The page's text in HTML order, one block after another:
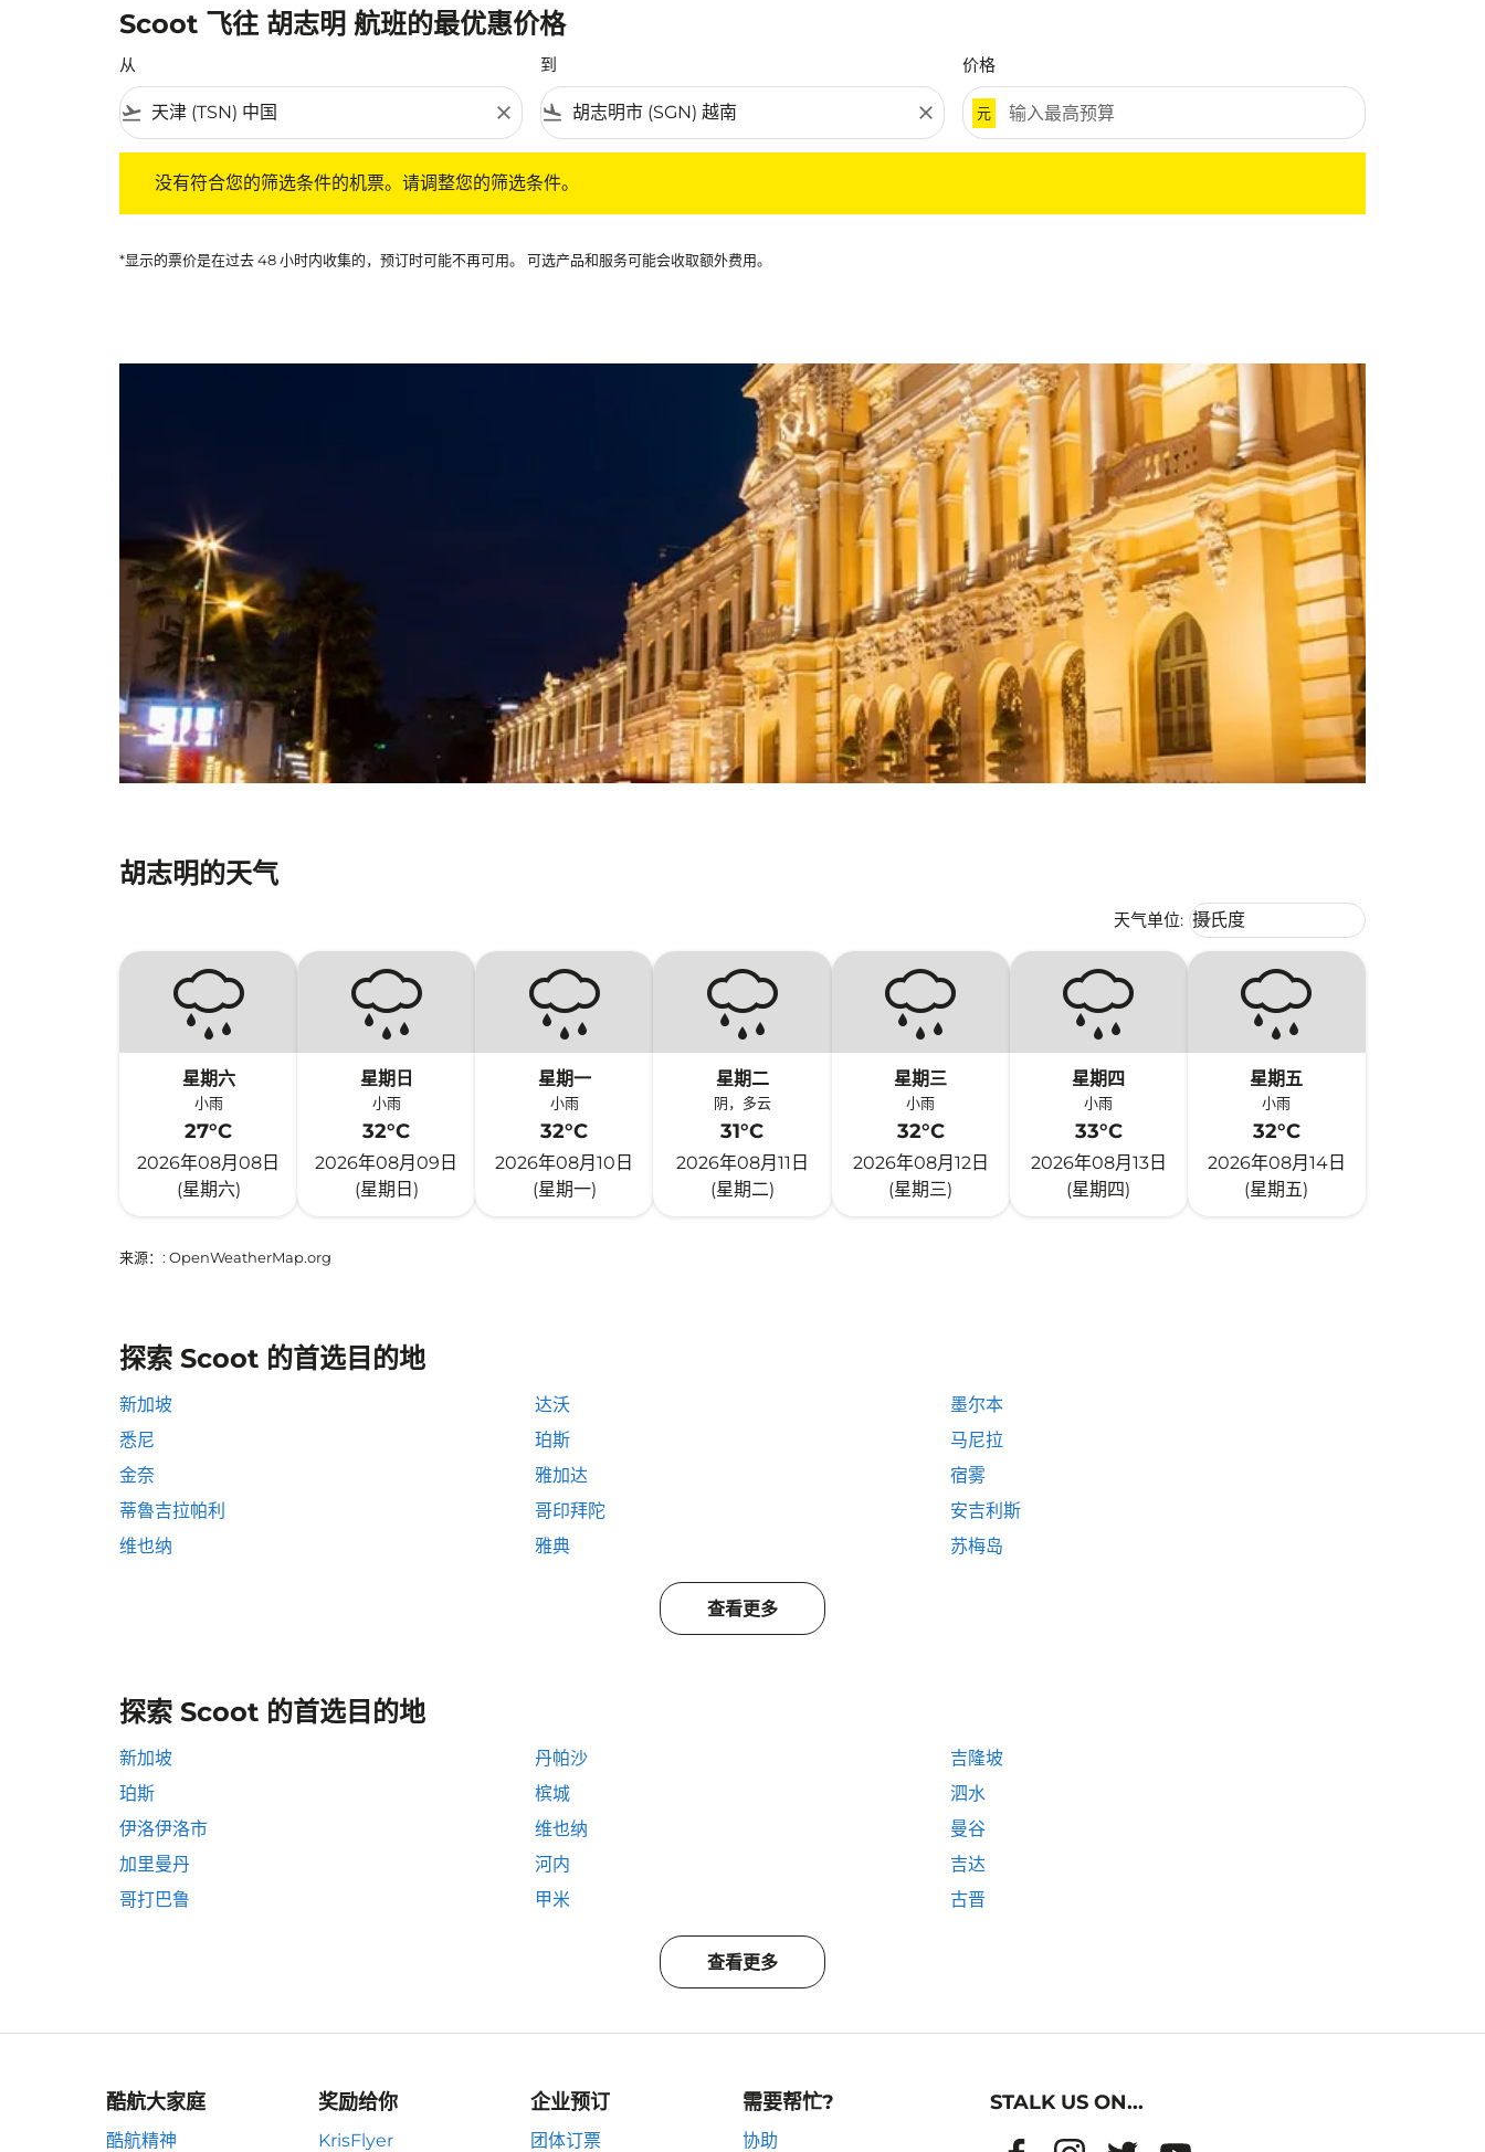
Scoot 飞往 胡志明 航班的最优惠价格
从
flight_takeoff close
到
flight_land close
价格
元
没有符合您的筛选条件的机票。请调整您的筛选条件。
*显示的票价是在过去 48 小时内收集的，预订时可能不再可用。 可选产品和服务可能会收取额外费用。
胡志明的天气
天气单位: Weather unit option 摄氏度
摄氏度
keyboard_arrow_down
星期六
小雨
27°C
2026年08月08日
(星期六)
星期日
小雨
32°C
2026年08月09日
(星期日)
星期一
小雨
32°C
2026年08月10日
(星期一)
星期二
阴，多云
31°C
2026年08月11日
(星期二)
星期三
小雨
32°C
2026年08月12日
(星期三)
星期四
小雨
33°C
2026年08月13日
(星期四)
星期五
小雨
32°C
2026年08月14日
(星期五)
来源： : OpenWeatherMap.org
探索 Scoot 的首选目的地
新加坡 达沃
墨尔本
悉尼
珀斯
马尼拉
金奈
雅加达
宿雾
蒂魯吉拉帕利
哥印拜陀
安吉利斯
维也纳
雅典 苏梅岛
查看更多
探索 Scoot 的首选目的地
新加坡 丹帕沙
吉隆坡
珀斯
槟城
泗水
伊洛伊洛市
维也纳
曼谷
加里曼丹
河内
吉达
哥打巴鲁
甲米 古晋
查看更多
酷航大家庭
酷航精神
奖励给你
KrisFlyer
企业预订
团体订票
需要帮忙?
协助
STALK US ON...